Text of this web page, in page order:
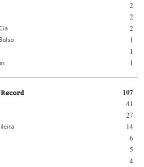
2
2
2
1
1
1
107
41
27
14
6
5
4